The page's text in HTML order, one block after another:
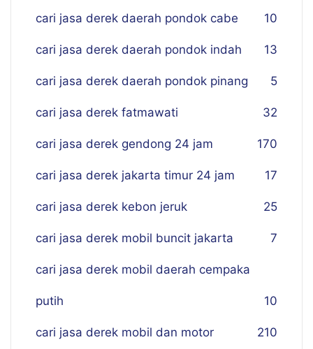
cari jasa derek daerah pondok cabe 10
cari jasa derek daerah pondok indah 13
cari jasa derek daerah pondok pinang 5
cari jasa derek fatmawati 32
cari jasa derek gendong 24 jam 170
cari jasa derek jakarta timur 24 jam 17
cari jasa derek kebon jeruk 25
cari jasa derek mobil buncit jakarta 7
cari jasa derek mobil daerah cempaka
putih 10
cari jasa derek mobil dan motor 210